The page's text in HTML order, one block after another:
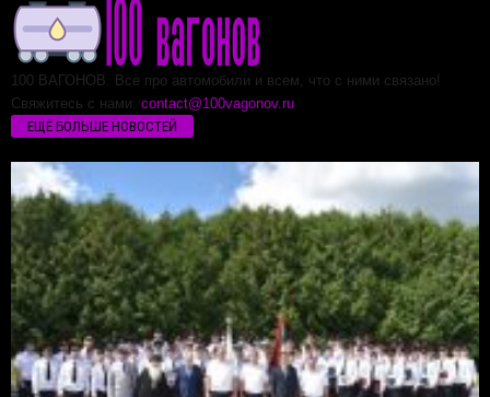
100 ВАГОНОВ. Все про автомобили и всем, что с ними связано!
Свяжитесь с нами: contact@100vagonov.ru
ЕЩЁ БОЛЬШЕ НОВОСТЕЙ